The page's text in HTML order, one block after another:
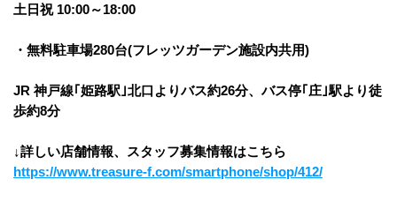
土日祝 10:00～18:00
・無料駐車場280台(フレッツガーデン施設内共用)
JR 神戸線｢姫路駅｣北口よりバス約26分、バス停｢庄｣駅より徒
歩約8分
↓詳しい店舗情報、スタッフ募集情報はこちら
https://www.treasure-f.com/smartphone/shop/412/